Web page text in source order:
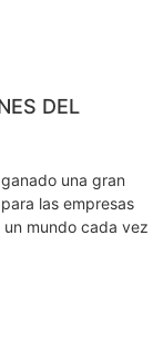
DEL
una gran
las empresas
mundo cada vez